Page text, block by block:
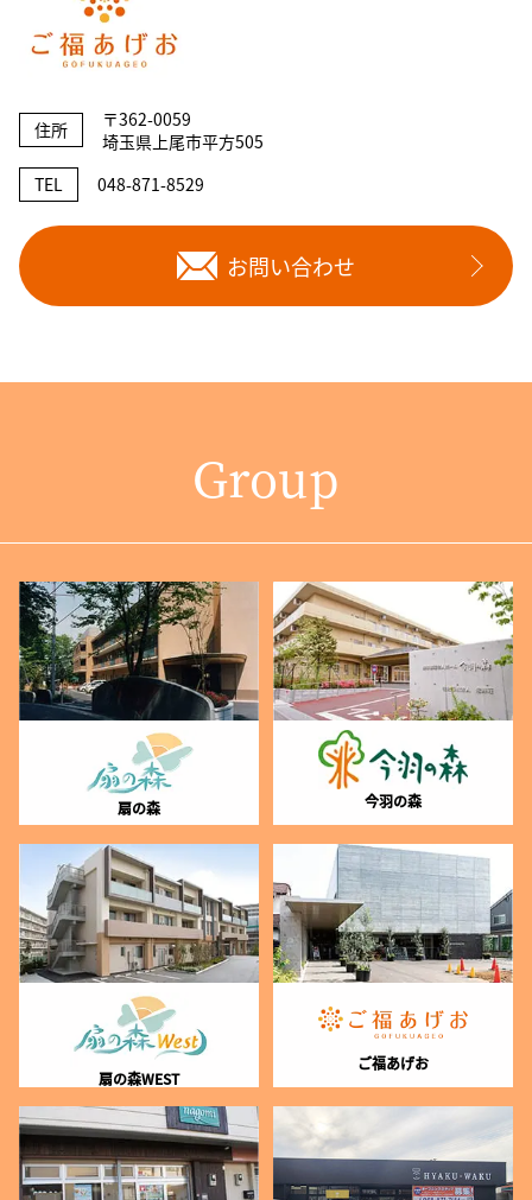
住所
〒362-0059
埼玉県上尾市平方505
TEL
048-871-8529
お問い合わせ
Group
扇の森 今羽の森
扇の森WEST
ご福あげお